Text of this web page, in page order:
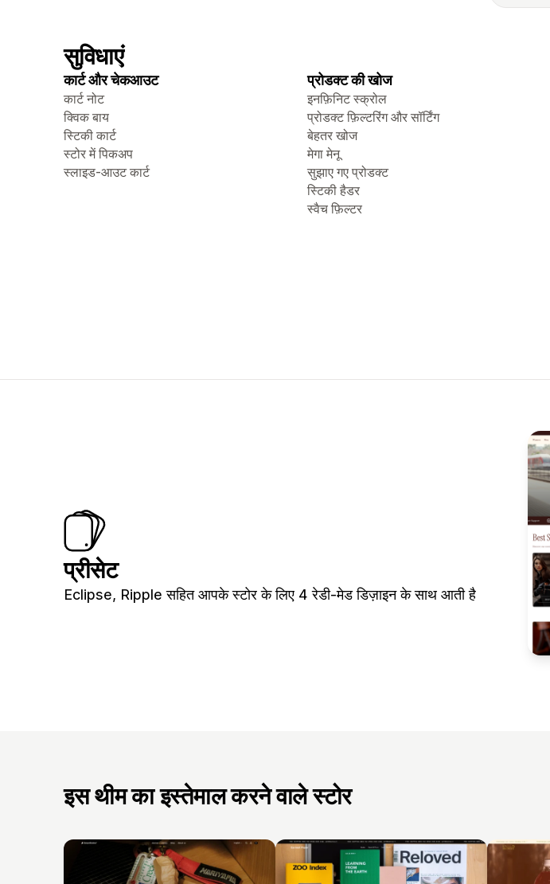
सुविधाएं
कार्ट और चेकआउट
कार्ट नोट
क्विक बाय
स्टिकी कार्ट
स्टोर में पिकअप
स्लाइड-आउट कार्ट
प्रोडक्ट की खोज
इनफ़िनिट स्क्रोल
प्रोडक्ट फ़िल्टरिंग और सॉर्टिंग
बेहतर खोज
मेगा मेनू
सुझाए गए प्रोडक्ट
स्टिकी हैडर
स्वैच फ़िल्टर
प्रीसेट
Eclipse, Ripple सहित आपके स्टोर के लिए 4 रेडी-मेड डिज़ाइन के साथ आती है
इस थीम का इस्तेमाल करने वाले स्टोर